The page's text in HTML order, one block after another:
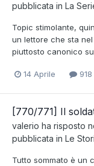
pubblicata in La
Topic stimolante,
un lettore che sta
piuttosto canonico
14 Aprile
[770/771] Il
valerio ha risposto
pubblicata in Le
Tutto sommato è un